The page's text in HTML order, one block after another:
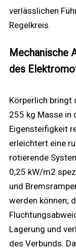
verlässlichen
Regelkreis.
Mechanische
des
Körperlich bringt
255 kg Masse in
Eigensteifigkeit
erleichtert eine
rotierende
0,25 kW/m2
und
werden können;
Lagerung und
des Verbunds.